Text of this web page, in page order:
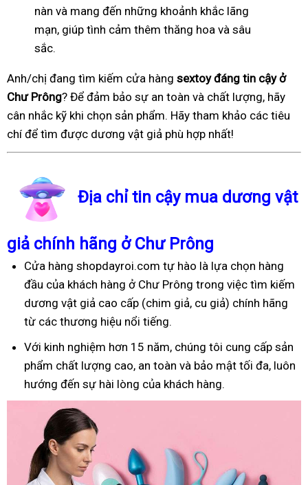
nàn và mang đến những khoảnh khắc lãng
mạn, giúp tình cảm thêm thăng hoa và sâu
sắc.
Anh/chị đang tìm kiếm cửa hàng sextoy đáng tin cậy ở
Chư Prông? Để đảm bảo sự an toàn và chất lượng, hãy
cân nhắc kỹ khi chọn sản phẩm. Hãy tham khảo các tiêu
chí để tìm được dương vật giả phù hợp nhất!
Địa chỉ tin cậy mua dương vật
giả chính hãng ở Chư Prông
Cửa hàng shopdayroi.com tự hào là lựa chọn hàng
đầu của khách hàng ở Chư Prông trong việc tìm kiếm
dương vật giả cao cấp (chim giả, cu giả) chính hãng
từ các thương hiệu nổi tiếng.
Với kinh nghiệm hơn 15 năm, chúng tôi cung cấp sản
phẩm chất lượng cao, an toàn và bảo mật tối đa, luôn
hướng đến sự hài lòng của khách hàng.